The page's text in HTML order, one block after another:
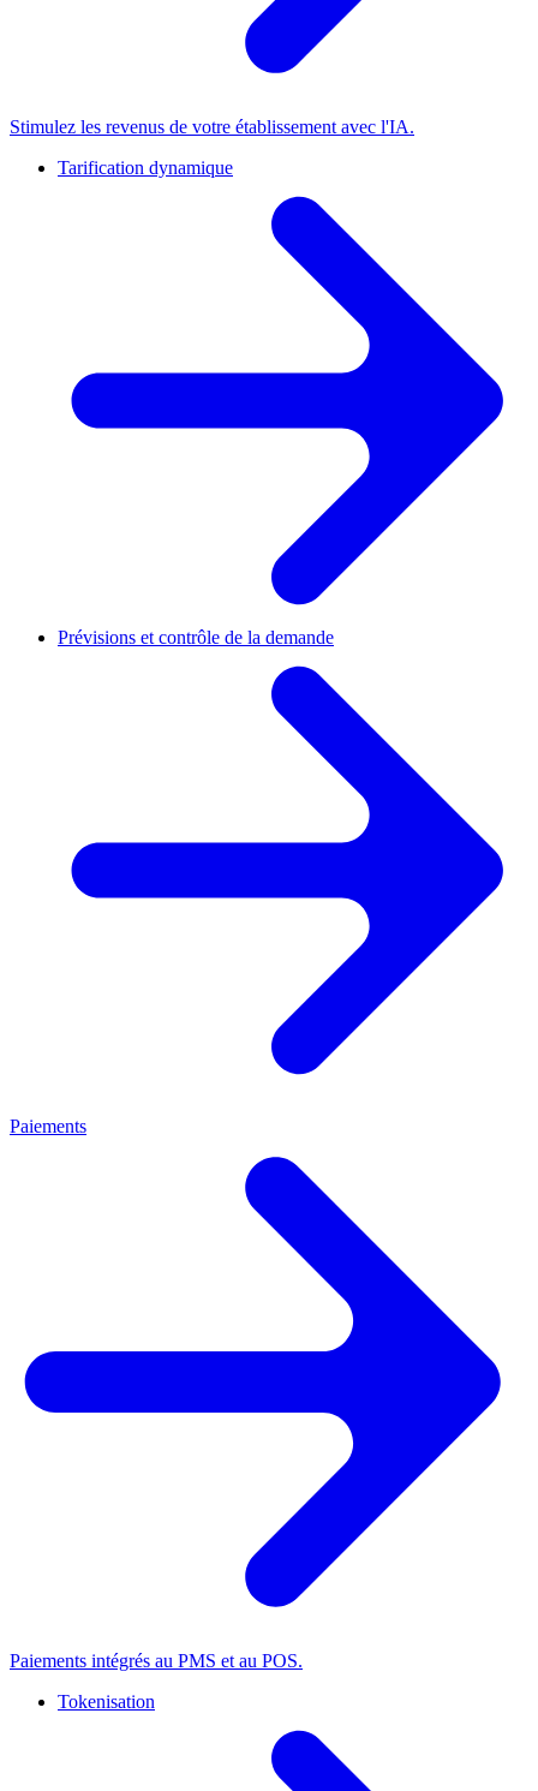
Stimulez les revenus de votre établissement avec l'IA.
Tarification dynamique
Prévisions et contrôle de la demande
Paiements
Paiements intégrés au PMS et au POS.
Tokenisation